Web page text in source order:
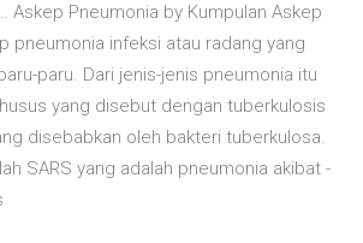
Askep Pneumonia by Kumpulan Askep
pneumonia infeksi atau radang yang
paru. Dari jenis-jenis pneumonia itu
yang disebut dengan tuberkulosis
disebabkan oleh bakteri tuberkulosa.
SARS yang adalah pneumonia akibat -